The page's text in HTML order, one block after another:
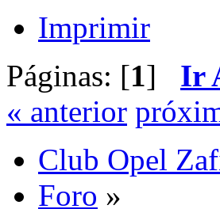
Imprimir
Páginas: [1] Ir
« anterior
Club Opel
Foro »